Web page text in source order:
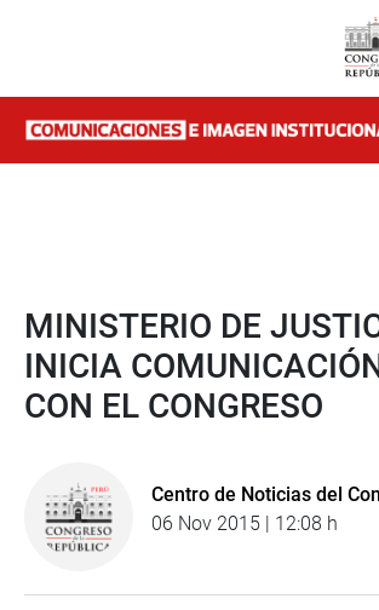
MINISTERIO DE
INICIA
CON EL CONGRESO
Centro de Noticias del
06 Nov 2015 | 12:08 h